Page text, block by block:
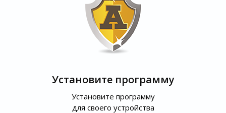
Установите программу
Установите программу
для своего устройства